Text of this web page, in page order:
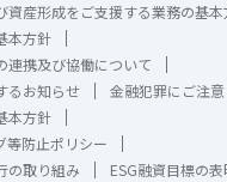
非課税枠で家族の負担を
軽減したい
終身保険
介護が必要になった時に
経済的負担を
サポート
介護保険・
認知症保険
資産形成をご支援する業務の基
本方針
連携及び協働について
るお知らせ
金融犯罪にご注
本方針
等防止ポリシー
の取り組み
ESG融資目標の